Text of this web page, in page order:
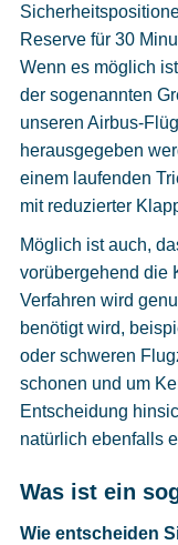
Reserve für 30
Wenn es möglich
der sogenannten
unseren Airbus-
herausgegeben
einem laufenden
mit reduzierter
Möglich ist auch,
vorübergehend die
Verfahren wird
benötigt wird,
oder schweren
schonen und um
Entscheidung
natürlich ebenfalls
Was ist ein
Wie entscheiden